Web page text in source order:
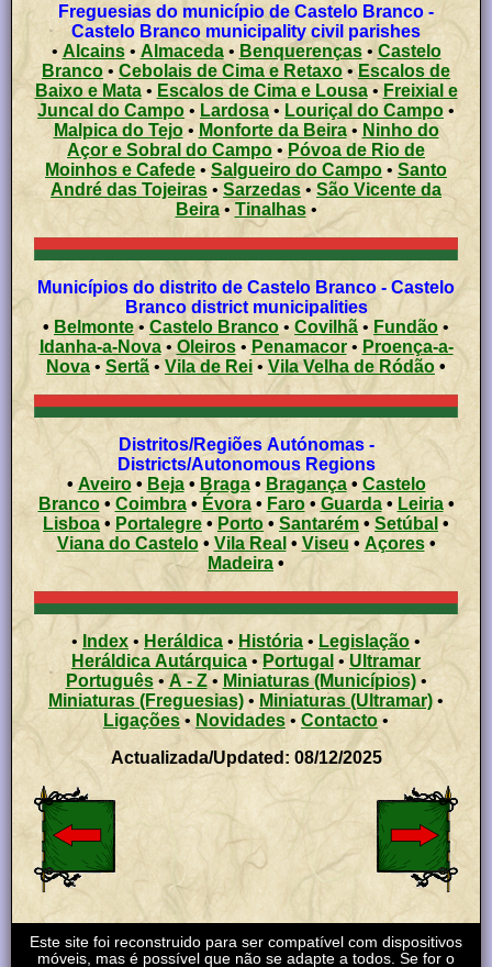
Freguesias do município de Castelo Branco -
Castelo Branco municipality civil parishes
• Alcains•Almaceda• Benquerenças• Castelo
Branco • Cebolais de Cima e Retaxo•Escalos de
Baixo e Mata• Escalos de Cima e Lousa• Freixial e
Juncal do Campo • Lardosa• Louriçal do Campo •
Malpica do Tejo• Monforte da Beira• Ninho do
Açor e Sobral do Campo • Póvoa de Rio de
Moinhos e Cafede •Salgueiro do Campo • Santo
André das Tojeiras • Sarzedas• São Vicente da
Beira • Tinalhas•
Municípios do distrito de Castelo Branco - Castelo
Branco district municipalities
• Belmonte• Castelo Branco• Covilhã • Fundão •
Idanha-a-Nova• Oleiros•Penamacor• Proença-a-
Nova • Sertã • Vila de Rei • Vila Velha de Ródão •
Distritos/Regiões Autónomas -
Districts/Autonomous Regions
•Aveiro• Beja• Braga• Bragança• Castelo
Branco• Coimbra• Évora• Faro• Guarda• Leiria•
Lisboa•Portalegre • Porto • Santarém • Setúbal •
Viana do Castelo• Vila Real • Viseu • Açores •
Madeira •
• Index • Heráldica • História • Legislação •
Heráldica Autárquica•Portugal • Ultramar
Português•A - Z• Miniaturas (Municípios)•
Miniaturas (Freguesias) • Miniaturas (Ultramar) •
Ligações• Novidades • Contacto•
Actualizada/Updated: 08/12/2025
Este site foi reconstruido para ser compatível com dispositivos
móveis, mas é possível que não se adapte a todos. Se for o